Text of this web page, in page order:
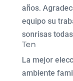
años.
equipo su
sonrisas
Ten
La mejor
ambiente